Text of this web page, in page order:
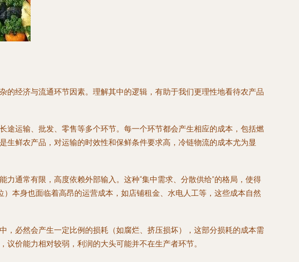
经济与流通环节因素。理解其中的逻辑，有助于我们更理性地看待农产品
运输、批发、零售等多个环节。每一个环节都会产生相应的成本，包括燃
鲜农产品，对运输的时效性和保鲜条件要求高，冷链物流的成本尤为显
通常有限，高度依赖外部输入。这种“集中需求、分散供给”的格局，使得
本身也面临着高昂的运营成本，如店铺租金、水电人工等，这些成本自然
必然会产生一定比例的损耗（如腐烂、挤压损坏），这部分损耗的成本需
价能力相对较弱，利润的大头可能并不在生产者环节。